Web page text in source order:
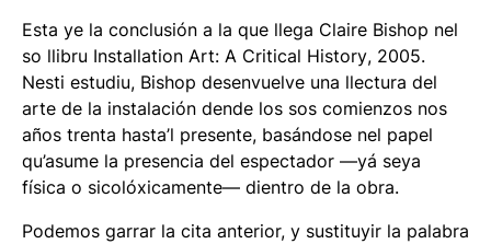
Esta ye la conclusión a la que llega Claire Bishop nel
so llibru Installation Art: A Critical History, 2005.
Nesti estudiu, Bishop desenvuelve una llectura del
arte de la instalación dende los sos comienzos nos
años trenta hasta’l presente, basándose nel papel
qu’asume la presencia del espectador —yá seya
física o sicolóxicamente— dientro de la obra.
Podemos garrar la cita anterior, y sustituyir la palabra